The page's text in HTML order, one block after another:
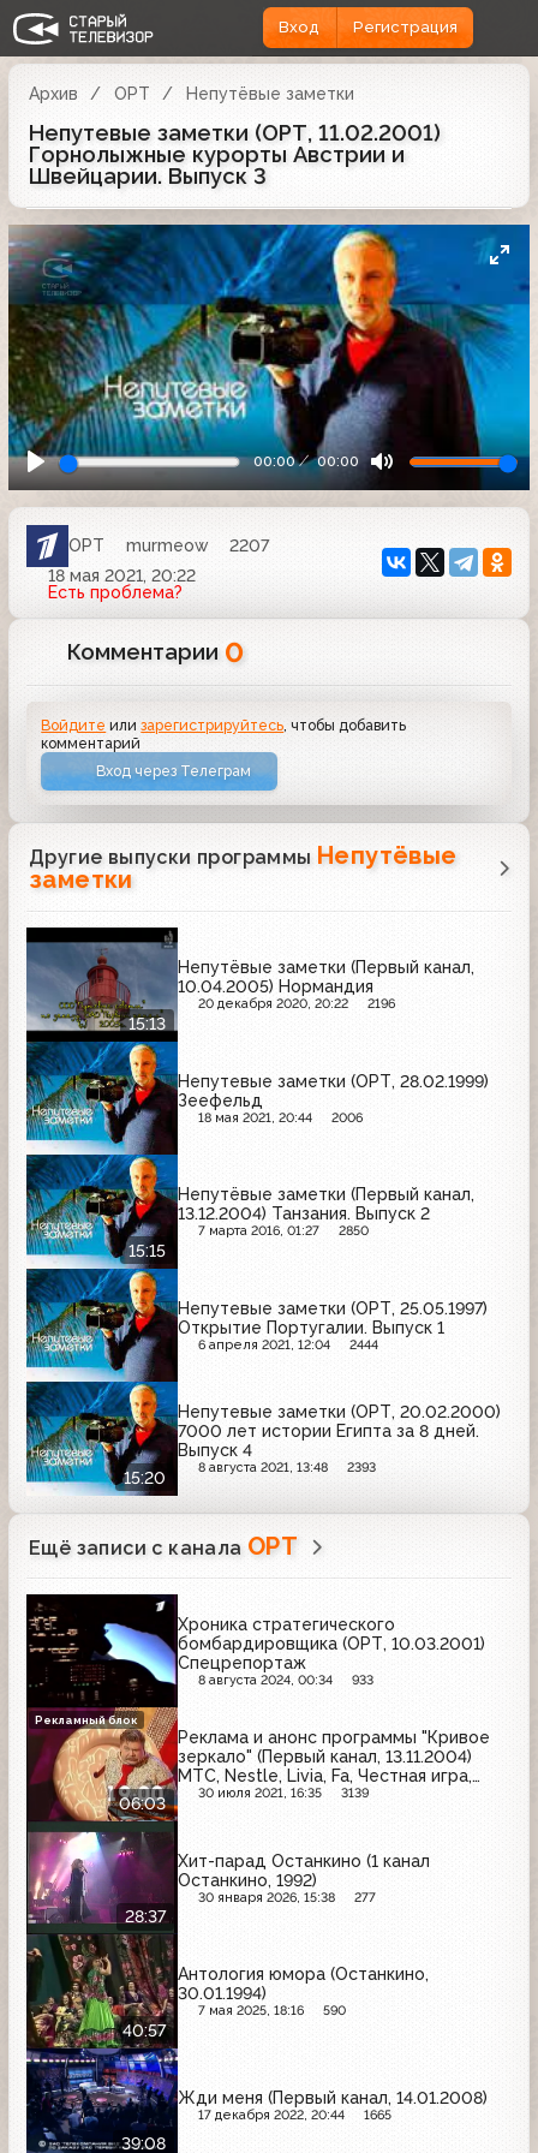
Вход Регистрация
Архив ОРТ Непутёвые заметки
Непутевые заметки (ОРТ, 11.02.2001)
Горнолыжные курорты Австрии и
Швейцарии. Выпуск 3
00:00 00:00
ОРТ murmeow
2207
18 мая 2021, 20:22
Есть проблема?
Комментарии 0
Войдите илизарегистрируйтесь , чтобы добавить
комментарий
Вход через Телеграм
Другие выпуски программы Непутёвые
заметки
15:13
Непутёвые заметки (Первый канал,
10.04.2005) Нормандия
20 декабря 2020, 20:22 2196
Непутевые заметки (ОРТ, 28.02.1999)
Зеефельд
18 мая 2021, 20:44 2006
15:15
Непутёвые заметки (Первый канал,
13.12.2004) Танзания. Выпуск 2
7 марта 2016, 01:27 2850
Непутевые заметки (ОРТ, 25.05.1997)
Открытие Португалии. Выпуск 1
6 апреля 2021, 12:04 2444
15:20
Непутевые заметки (ОРТ, 20.02.2000)
7000 лет истории Египта за 8 дней.
Выпуск 4
8 августа 2021, 13:48 2393
Ещё записи с канала ОРТ
Хроника стратегического
бомбардировщика (ОРТ, 10.03.2001)
Спецрепортаж
8 августа 2024, 00:34 933
06:03
Реклама и анонс программы "Кривое
зеркало" (Первый канал, 13.11.2004)
МТС, Nestle, Livia, Fa, Честная игра,
Золотой граммофон, LG, Pantene Pro-V,
MaxFactor
30 июля 2021, 16:35 3139
Рекламный блок
28:37
Хит-парад Останкино (1 канал
Останкино, 1992)
30 января 2026, 15:38 277
40:57
Антология юмора (Останкино,
30.01.1994)
7 мая 2025, 18:16 590
39:08
Жди меня (Первый канал, 14.01.2008)
17 декабря 2022, 20:44 1665